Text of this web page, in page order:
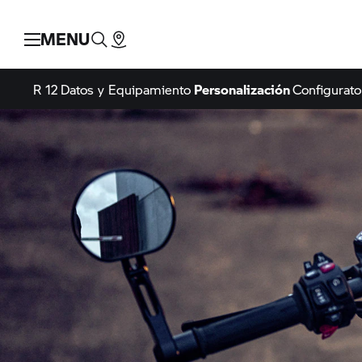
MENU
R 12 Datos y Equipamiento Personalización